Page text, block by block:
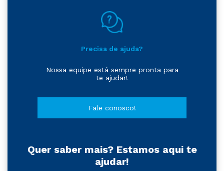
Precisa de ajuda?
Nossa equipe está sempre pronta para
te ajudar!
Fale conosco!
Quer saber mais? Estamos aqui te
ajudar!